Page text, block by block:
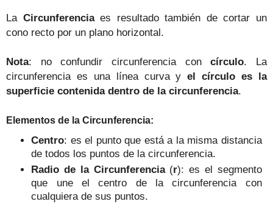
La Circunferenciaes resultado también de cortar un
cono recto por un plano horizontal.
Nota: no confundir circunferencia concírculo. La
circunferencia es una línea curva yel círculo es la
superficie contenida dentro de la circunferencia.
Elementos de la Circunferencia:
Centro: es el punto que está a la misma distancia
de todos los puntos de la circunferencia.
Radio de la Circunferencia (r): es el segmento
que une el centro de la circunferencia con
cualquiera de sus puntos.